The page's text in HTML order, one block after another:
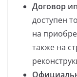
Договор
доступен
на
также на